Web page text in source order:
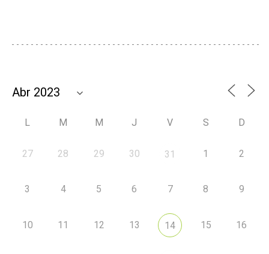
L M M J V S D
27 28 29 30 31 1 2
3 4 5 6 7 8 9
10 11 12 13 14 15 16